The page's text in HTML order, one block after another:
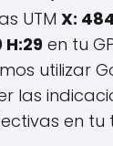
UTM X:
H:29 en tu
utilizar
las
en tu